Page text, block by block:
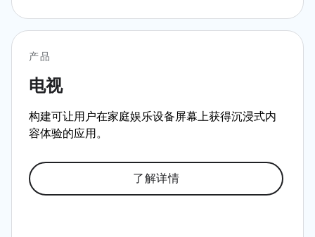
产品
电视
构建可让用户在家庭娱乐设备屏幕上获得沉浸式内
容体验的应用。
了解详情